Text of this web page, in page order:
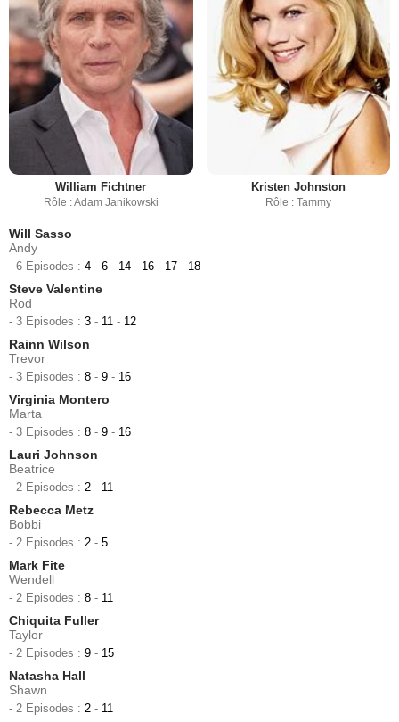
William Fichtner
Rôle : Adam Janikowski
Kristen Johnston
Rôle : Tammy
Will Sasso
Andy
- 6 Episodes : 4 - 6 - 14 - 16 - 17 - 18
Steve Valentine
Rod
- 3 Episodes : 3 - 11 - 12
Rainn Wilson
Trevor
- 3 Episodes : 8 - 9 - 16
Virginia Montero
Marta
- 3 Episodes : 8 - 9 - 16
Lauri Johnson
Beatrice
- 2 Episodes : 2 - 11
Rebecca Metz
Bobbi
- 2 Episodes : 2 - 5
Mark Fite
Wendell
- 2 Episodes : 8 - 11
Chiquita Fuller
Taylor
- 2 Episodes : 9 - 15
Natasha Hall
Shawn
- 2 Episodes : 2 - 11